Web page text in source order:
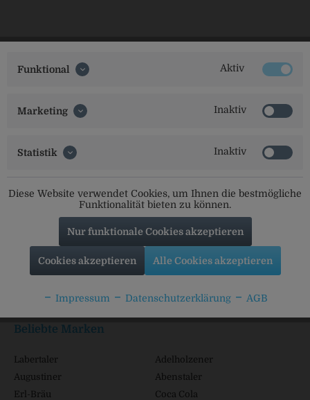
Social Media
Informationen
Beliebte Marken
Labertaler
Adelholzener
Augustiner
Abenstaler
Erl-Bräu
Coca Cola
Funktional Aktiv
Marketing Inaktiv
Statistik Inaktiv
Diese Website verwendet Cookies, um Ihnen die bestmögliche
Funktionalität bieten zu können.
Nur funktionale Cookies akzeptieren
Cookies akzeptieren Alle Cookies akzeptieren
Impressum Datenschutzerklärung AGB